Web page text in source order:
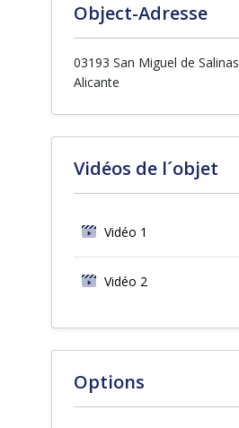
Object-Adresse
03193 San Miguel de Salinas
Alicante
Vidéos de l´objet
Vidéo 1
Vidéo 2
Options